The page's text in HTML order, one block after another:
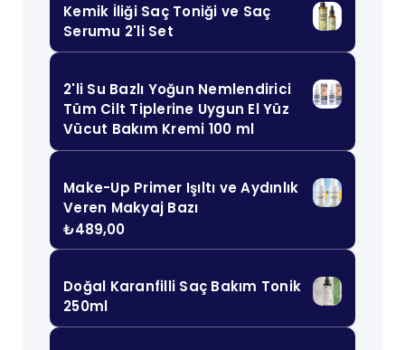
Kemik İliği Saç Toniği ve Saç
Serumu 2'li Set
2'li Su Bazlı Yoğun Nemlendirici
Tüm Cilt Tiplerine Uygun El Yüz
Vücut Bakım Kremi 100 ml
Make-Up Primer Işıltı ve Aydınlık
Veren Makyaj Bazı
₺489,00
Doğal Karanfilli Saç Bakım Tonik
250ml